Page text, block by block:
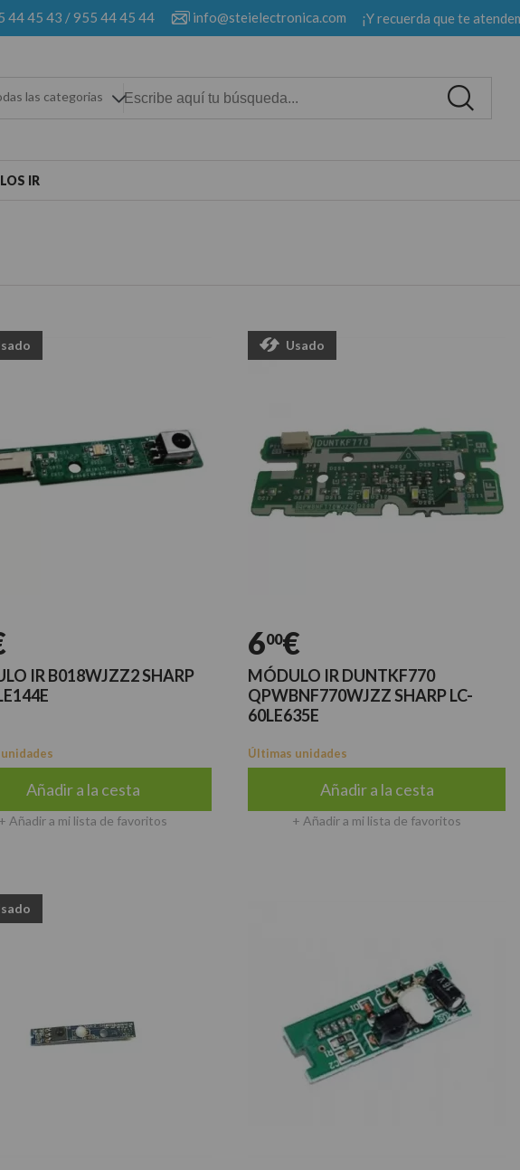
44 45 43 /955 44 45 44 info@steielectronica.com ¡Y recuerda que te
las categorias
IR
IR B018WJZZ2 SHARP
Añadir a la cesta
+ Añadir a mi lista de favoritos
Usado
600€
MÓDULO IR DUNTKF770
QPWBNF770WJZZ SHARP LC-
60LE635E
Últimas unidades
Añadir a la cesta
+ Añadir a mi lista de favoritos